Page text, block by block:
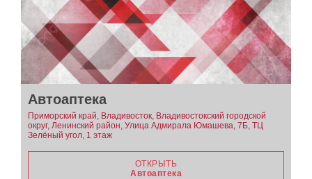
Автоаптека
Приморский край, Владивосток, Владивостокский городской
округ, Ленинский район, Улица Адмирала Юмашева, 7Б, ТЦ
Зелёный угол, 1 этаж
ОТКРЫТЬ
Автоаптека